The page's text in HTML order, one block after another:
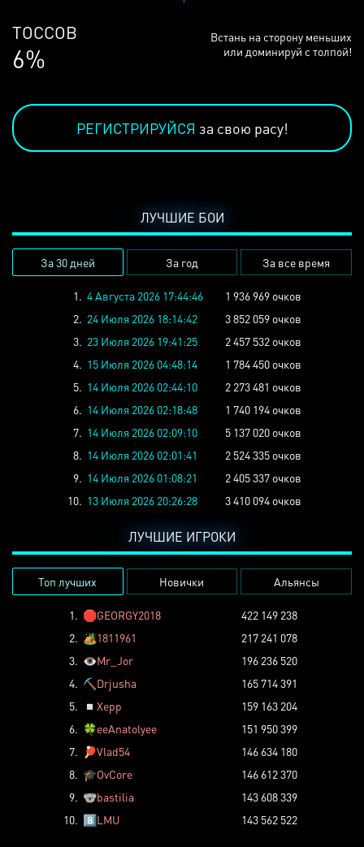
ЛЮДЕЙ
68%
Встань на сторону меньших
или доминируй с толпой!
РЕГИСТРИРУЙСЯ за свою расу!
ЛУЧШИЕ БОИ
За 30 дней За год За все время
1. 4 Августа 2026 17:44:46
1 936 969 очков
2. 24 Июля 2026 18:14:42
3 852 059 очков
3. 23 Июля 2026 19:41:25
2 457 532 очков
4. 15 Июля 2026 04:48:14
1 784 450 очков
5. 14 Июля 2026 02:44:10
2 273 481 очков
6. 14 Июля 2026 02:18:48
1 740 194 очков
7. 14 Июля 2026 02:09:10
5 137 020 очков
8. 14 Июля 2026 02:01:41
2 524 335 очков
9. 14 Июля 2026 01:08:21
2 405 337 очков
10. 13 Июля 2026 20:26:28 3 410 094 очков
ЛУЧШИЕ ИГРОКИ
Топ лучших Новички Альянсы
1. 🛑GEORGY2018
422 149 238
2. 🏕️1811961
217 241 078
3. 👁️Mr_Jor
196 236 520
4. ⛏️ Drjusha
165 714 391
5.
◽ Xepp
159 163 204
6. 🍀eeAnatolyee
151 950 399
7.
🏓Vlad54
146 634 180
8. 🎓OvCore
146 612 370
9. 🐨bastilia
143 608 339
10. 8️⃣LMU 143 562 522